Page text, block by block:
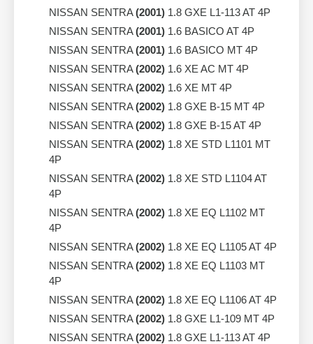
NISSAN SENTRA(2001) 1.8 GXE L1-113 AT 4P
NISSAN SENTRA(2001) 1.6 BASICO AT 4P
NISSAN SENTRA(2001) 1.6 BASICO MT 4P
NISSAN SENTRA(2002) 1.6 XE AC MT 4P
NISSAN SENTRA(2002) 1.6 XE MT 4P
NISSAN SENTRA(2002) 1.8 GXE B-15 MT 4P
NISSAN SENTRA(2002) 1.8 GXE B-15 AT 4P
NISSAN SENTRA(2002) 1.8 XE STD L1101 MT
4P
NISSAN SENTRA(2002) 1.8 XE STD L1104 AT
4P
NISSAN SENTRA(2002) 1.8 XE EQ L1102 MT
4P
NISSAN SENTRA(2002) 1.8 XE EQ L1105 AT 4P
NISSAN SENTRA(2002) 1.8 XE EQ L1103 MT
4P
NISSAN SENTRA(2002) 1.8 XE EQ L1106 AT 4P
NISSAN SENTRA(2002) 1.8 GXE L1-109 MT 4P
NISSAN SENTRA(2002) 1.8 GXE L1-113 AT 4P